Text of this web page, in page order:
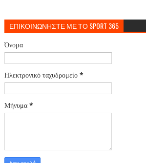
ΕΠΙΚΟΙΝΩΝΗΣΤΕ ΜΕ ΤΟ SPORT 365
Όνομα
Ηλεκτρονικό ταχυδρομείο *
Μήνυμα *